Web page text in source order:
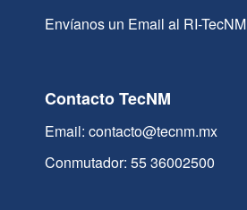
Envíanos un Email al RI-TecNM
Contacto TecNM
Email: contacto@tecnm.mx
Conmutador: 55 36002500